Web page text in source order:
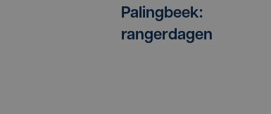
Palingbeek:
rangerdagen